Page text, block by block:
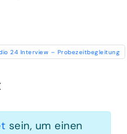
24 Interview – Probezeitbegleitung
sein, um einen